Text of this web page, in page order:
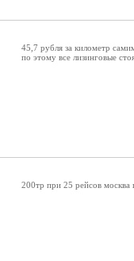
45,7 рубля за километр
по этому все лизинговые
200тр при 25 рейсов москва